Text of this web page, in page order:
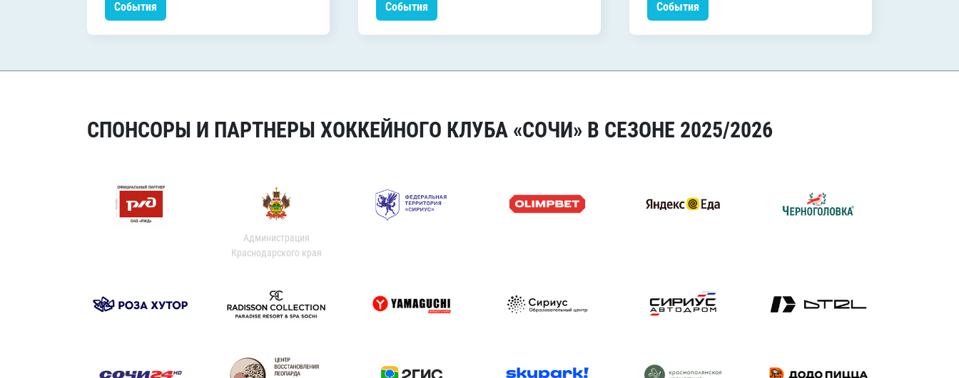
События События События
СПОНСОРЫ И ПАРТНЕРЫ ХОККЕЙНОГО КЛУБА «СОЧИ» В СЕЗОНЕ 2025/2026
Администрация
Краснодарского края